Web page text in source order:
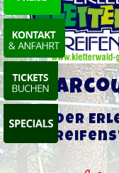
Der